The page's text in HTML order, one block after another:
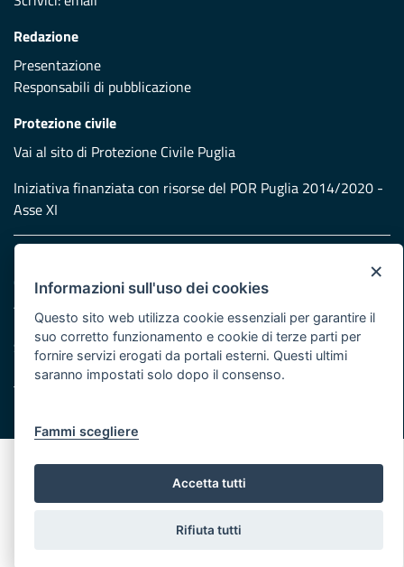
Redazione
Presentazione
Responsabili di pubblicazione
Protezione civile
Vai al sito di Protezione Civile Puglia
Iniziativa finanziata con risorse del POR Puglia 2014/2020 -
Asse XI
Cookie e privacy
Atti di notifica
Feed RSS
Servizi Intranet
×
Informazioni sull'uso dei cookies
Questo sito web utilizza cookie essenziali per garantire il
suo corretto funzionamento e cookie di terze parti per
fornire servizi erogati da portali esterni. Questi ultimi
saranno impostati solo dopo il consenso.
Fammi scegliere
Accetta tutti
Rifiuta tutti